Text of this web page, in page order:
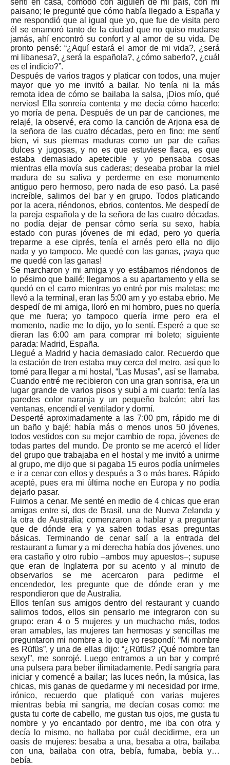
sentí en casa, cómodo con alguien de mi país, con mi
paisano; le pregunté que cómo había llegado a España y
me respondió que al igual que yo, que fue de visita pero
él se enamoró tanto de la ciudad que no quiso mudarse
jamás, ahí encontró su confort y al amor de su vida. De
pronto pensé: “¿Aquí estará el amor de mi vida?, ¿será
mi libanesa?, ¿será la española?, ¿cómo saberlo?, ¿cuál
es el indicio?”.
Después de varios tragos y platicar con todos, una mujer
mayor que yo me invitó a bailar. No tenía ni la más
remota idea de cómo se bailaba la salsa, ¡Dios mío, qué
nervios! Ella sonreía contenta y me decía cómo hacerlo;
yo moría de pena. Después de un par de canciones, me
relajé, la observé, era como la canción de Arjona esa de
la señora de las cuatro décadas, pero en fino; me sentí
bien, vi sus piernas maduras como un par de cañas
dulces y jugosas, y no es que estuviese flaca, es que
estaba demasiado apetecible y yo pensaba cosas
mientras ella movía sus caderas; deseaba probar la miel
madura de su saliva y perderme en ese monumento
antiguo pero hermoso, pero nada de eso pasó. La pasé
increíble, salimos del bar y en grupo. Todos platicando
por la acera, riéndonos, ebrios, contentos. Me despedí de
la pareja española y de la señora de las cuatro décadas,
no podía dejar de pensar cómo sería su sexo, había
estado con puras jóvenes de mi edad, pero yo quería
treparme a ese ciprés, tenía el arnés pero ella no dijo
nada y yo tampoco. Me quedé con las ganas, ¡vaya que
me quedé con las ganas!
Se marcharon y mi amiga y yo estábamos riéndonos de
lo pésimo que bailé; llegamos a su apartamento y ella se
quedó en el carro mientras yo entré por mis maletas; me
llevó a la terminal, eran las 5:00 am y yo estaba ebrio. Me
despedí de mi amiga, lloró en mi hombro, pues no quería
que me fuera; yo tampoco quería irme pero era el
momento, nadie me lo dijo, yo lo sentí. Esperé a que se
dieran las 6:00 am para comprar mi boleto; siguiente
parada: Madrid, España.
Llegué a Madrid y hacia demasiado calor. Recuerdo que
la estación de tren estaba muy cerca del metro, así que lo
tomé para llegar a mi hostal, “Las Musas”, así se llamaba.
Cuando entré me recibieron con una gran sonrisa, era un
lugar grande de varios pisos y subí a mi cuarto: tenía las
paredes color naranja y un pequeño balcón; abrí las
ventanas, encendí el ventilador y dormí.
Desperté aproximadamente a las 7:00 pm, rápido me di
un baño y bajé: había más o menos unos 50 jóvenes,
todos vestidos con su mejor cambio de ropa, jóvenes de
todas partes del mundo. De pronto se me acercó el líder
del grupo que trabajaba en el hostal y me invitó a unirme
al grupo, me dijo que si pagaba 15 euros podía unírmeles
e ir a cenar con ellos y después a 3 o más bares. Rápido
acepté, pues era mi última noche en Europa y no podía
dejarlo pasar.
Fuimos a cenar. Me senté en medio de 4 chicas que eran
amigas entre sí, dos de Brasil, una de Nueva Zelanda y
la otra de Australia; comenzaron a hablar y a preguntar
que de dónde era y ya saben todas esas preguntas
básicas. Terminando de cenar salí a la entrada del
restaurant a fumar y a mi derecha había dos jóvenes, uno
era castaño y otro rubio –ambos muy apuestos–; supuse
que eran de Inglaterra por su acento y al minuto de
observarlos se me acercaron para pedirme el
encendedor, les pregunte que de dónde eran y me
respondieron que de Australia.
Ellos tenían sus amigos dentro del restaurant y cuando
salimos todos, ellos sin pensarlo me integraron con su
grupo: eran 4 o 5 mujeres y un muchacho más, todos
eran amables, las mujeres tan hermosas y sencillas me
preguntaron mi nombre a lo que yo respondí: “Mi nombre
es Rüfüs”, y una de ellas dijo: “¿Rüfüs? ¡Qué nombre tan
sexy!”, me sonrojé. Luego entramos a un bar y compré
una pulsera para beber ilimitadamente. Pedí sangría para
iniciar y comencé a bailar; las luces neón, la música, las
chicas, mis ganas de quedarme y mi necesidad por irme,
irónico, recuerdo que platiqué con varias mujeres
mientras bebía mi sangría, me decían cosas como: me
gusta tu corte de cabello, me gustan tus ojos, me gusta tu
nombre y yo encantado por dentro, me iba con otra y
decía lo mismo, no hallaba por cuál decidirme, era un
oasis de mujeres: besaba a una, besaba a otra, bailaba
con una, bailaba con otra, bebía, fumaba, bebía y…
bebía.